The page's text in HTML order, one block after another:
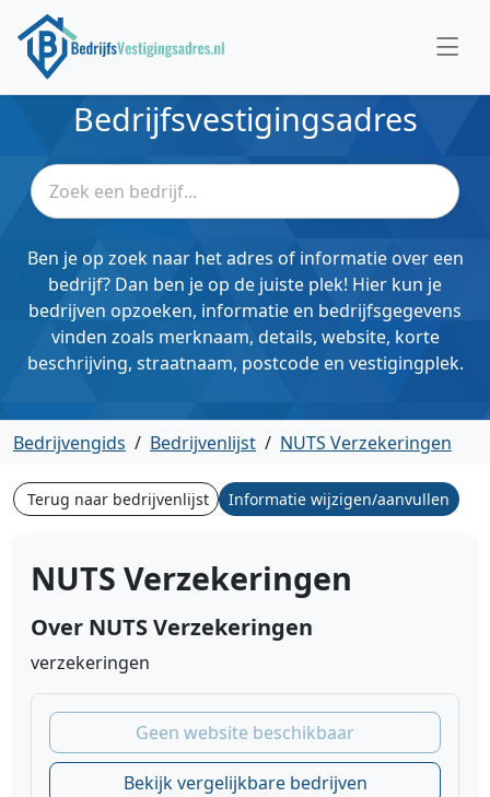
Bedrijfsvestigingsadres
Ben je op zoek naar het adres of informatie over een
bedrijf? Dan ben je op de juiste plek! Hier kun je
bedrijven opzoeken, informatie en bedrijfsgegevens
vinden zoals merknaam, details, website, korte
beschrijving, straatnaam, postcode en vestigingplek.
Bedrijvengids / Bedrijvenlijst / NUTS Verzekeringen
Terug naar bedrijvenlijst Informatie wijzigen/aanvullen
NUTS Verzekeringen
Over NUTS Verzekeringen
verzekeringen
Geen website beschikbaar
Bekijk vergelijkbare bedrijven